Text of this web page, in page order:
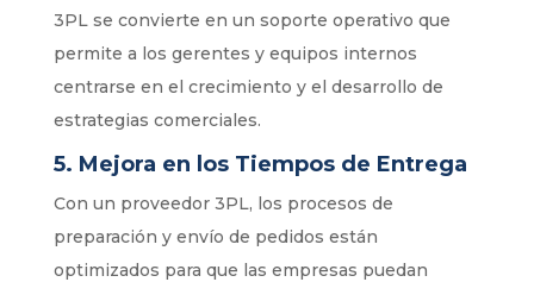
3PL se convierte en un soporte operativo que
permite a los gerentes y equipos internos
centrarse en el crecimiento y el desarrollo de
estrategias comerciales.
5. Mejora en los Tiempos de Entrega
Con un proveedor 3PL, los procesos de
preparación y envío de pedidos están
optimizados para que las empresas puedan